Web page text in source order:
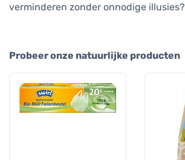
verminderen zonder onnodige illusies?
Probeer onze natuurlijke producten